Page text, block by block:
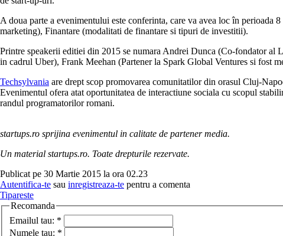
A doua parte a evenimentului este conferinta, care va avea loc în
marketing), Finantare (modalitati de finantare si tipuri de investitii).
Printre speakerii editiei din 2015 se numara Andrei Dunca (Co-fondator al
in cadrul Uber), Frank Meehan (Partener la Spark Global Ventures si fost
Techsylvania are drept scop promovarea comunitatilor din orasul Cluj-
Evenimentul ofera atat oportunitatea de interactiune sociala cu scopul
randul programatorilor romani.
startups.ro sprijina evenimentul in calitate de partener media.
Un material startups.ro. Toate drepturile rezervate.
Publicat pe 30 Martie 2015 la ora 02.23
Autentifica-te sau inregistreaza-te pentru a comenta
Tipareste
Recomanda
Emailul tau: *
Numele tau: *